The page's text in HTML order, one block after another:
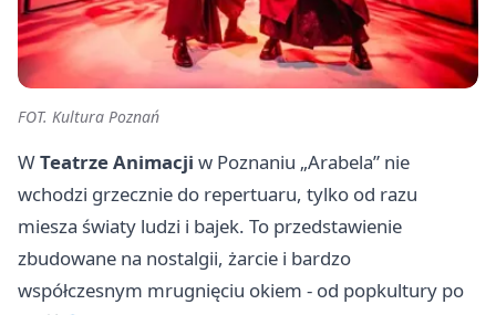
FOT. Kultura Poznań
WTeatrze Animacji w Poznaniu „Arabela” nie
wchodzi grzecznie do repertuaru, tylko od razu
miesza światy ludzi i bajek. To przedstawienie
zbudowane na nostalgii, żarcie i bardzo
współczesnym mrugnięciu okiem - od popkultury po